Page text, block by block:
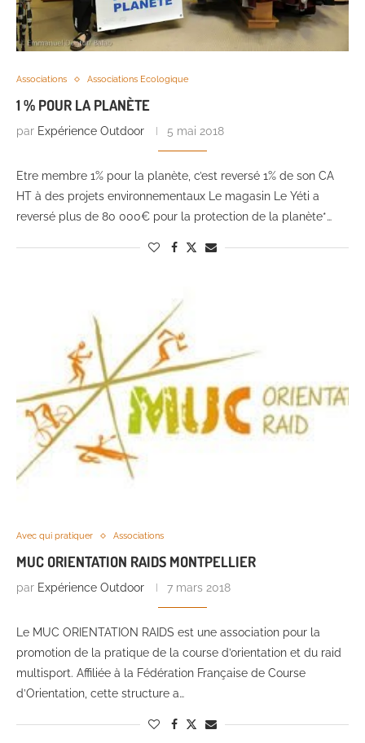
Associations Associations Ecologique
1 % POUR LA PLANÈTE
par Expérience Outdoor 5 mai 2018
Etre membre 1% pour la planète, c’est reversé 1% de son CA
HT à des projets environnementaux Le magasin Le Yéti a
reversé plus de 80 000€ pour la protection de la planète*…
Avec qui pratiquer Associations
MUC ORIENTATION RAIDS MONTPELLIER
par Expérience Outdoor 7 mars 2018
Le MUC ORIENTATION RAIDS est une association pour la
promotion de la pratique de la course d’orientation et du raid
multisport. Affiliée à la Fédération Française de Course
d’Orientation, cette structure a…